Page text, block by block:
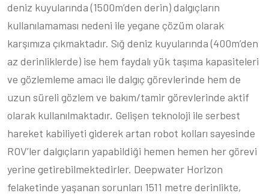
deniz kuyularında (1500m’den derin) dalgıçların
kullanılamaması nedeni ile yegane çözüm olarak
karşımıza çıkmaktadır. Sığ deniz kuyularında (400m’den
az derinliklerde) ise hem faydalı yük taşıma kapasiteleri
ve gözlemleme amacı ile dalgıç görevlerinde hem de
uzun süreli gözlem ve bakım/tamir görevlerinde aktif
olarak kullanılmaktadır. Gelişen teknoloji ile serbest
hareket kabiliyeti giderek artan robot kolları sayesinde
ROV’ler dalgıçların yapabildiği hemen hemen her görevi
yerine getirebilmektedirler. Deepwater Horizon
felaketinde yaşanan sorunları 1511 metre derinlikte,